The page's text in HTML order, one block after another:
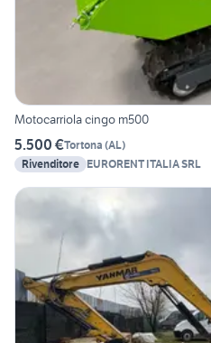
Motocarriola cingo m500
5.500 €Tortona (AL)
Rivenditore EURORENT ITALIA SRL